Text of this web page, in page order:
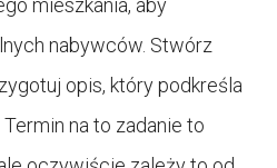
mieszkania, aby
nabywców. Stwórz
opis, który podkreśla
na to zadanie to